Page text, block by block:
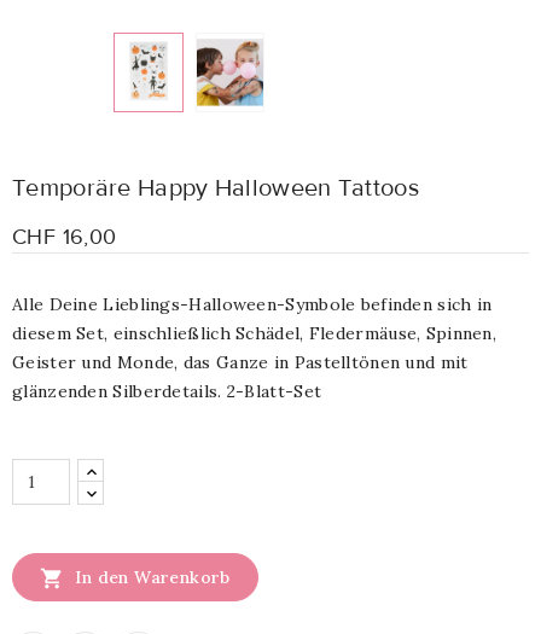
Temporäre Happy Halloween Tattoos
CHF 16,00
Alle Deine Lieblings-Halloween-Symbole befinden sich in
diesem Set, einschließlich Schädel, Fledermäuse, Spinnen,
Geister und Monde, das Ganze in Pastelltönen und mit
glänzenden Silberdetails. 2-Blatt-Set
 In den Warenkorb